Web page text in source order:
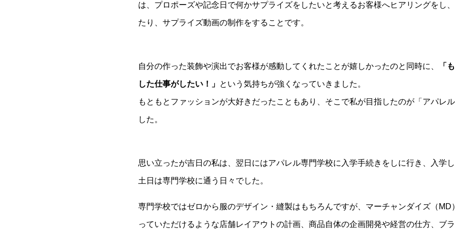
は、プロポーズや記念日で何かサプライズをしたいと考えるお客様へヒアリングをし
たり、サプライズ動画の制作をすることです。
自分の作った装飾や演出でお客様が感動してくれたことが嬉しかったのと同時に、 「
した仕事がしたい！」 という気持ちが強くなっていきました。
もともとファッションが大好きだったこともあり、そこで私が目指したのが「アパレ
した。
思い立ったが吉日の私は、翌日にはアパレル専門学校に入学手続きをしに行き、入学
土日は専門学校に通う日々でした。
専門学校ではゼロから服のデザイン・縫製はもちろんですが、マーチャンダイズ（MD
っていただけるような店舗レイアウトの計画、商品自体の企画開発や経営の仕方、ブ